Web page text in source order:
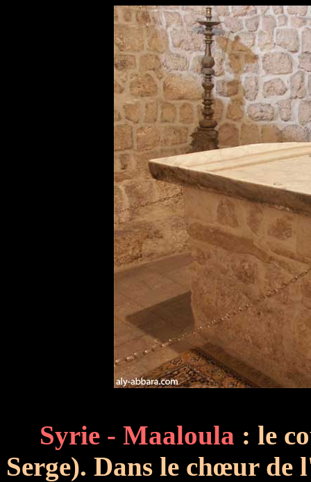
Syrie - Maaloula : le
Serge). Dans le chœur de